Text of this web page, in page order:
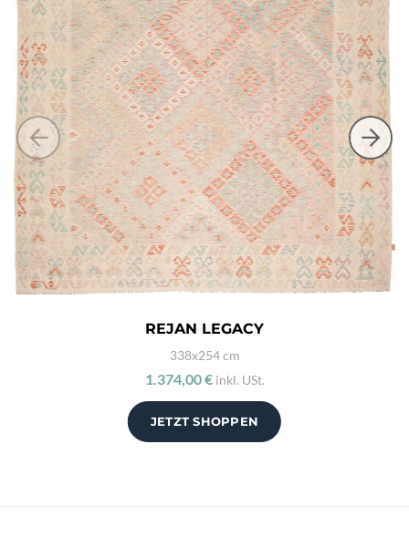
JETZT SHOPPEN
REJAN LEGACY
338x254 cm
1.374,00 € inkl. USt.